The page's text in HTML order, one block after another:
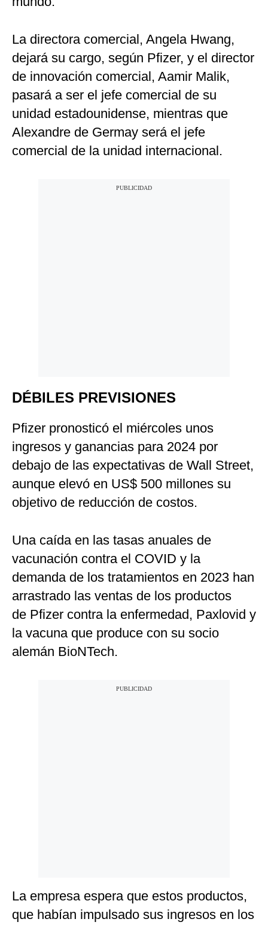
La directora comercial, Angela Hwang,
dejará su cargo, según Pfizer, y el director
de innovación comercial, Aamir Malik,
pasará a ser el jefe comercial de su
unidad estadounidense, mientras que
Alexandre de Germay será el jefe
comercial de la unidad internacional.
DÉBILES PREVISIONES
Pfizer pronosticó el miércoles unos
ingresos y ganancias para 2024 por
debajo de las expectativas de Wall Street,
aunque elevó en US$ 500 millones su
objetivo de reducción de costos.
Una caída en las tasas anuales de
vacunación contra el COVID y la
demanda de los tratamientos en 2023 han
arrastrado las ventas de los productos
de Pfizer contra la enfermedad, Paxlovid y
la vacuna que produce con su socio
alemán BioNTech.
La empresa espera que estos productos,
que habían impulsado sus ingresos en los